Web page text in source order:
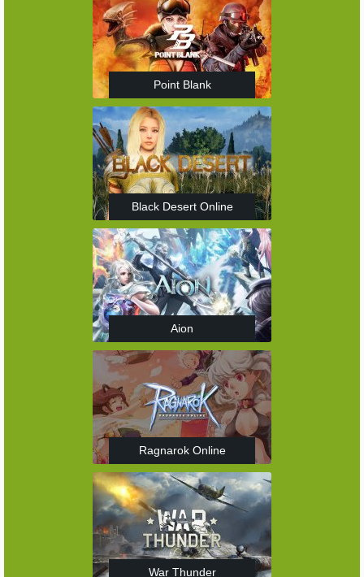
Point Blank
Black Desert Online
Aion
Ragnarok Online
War Thunder